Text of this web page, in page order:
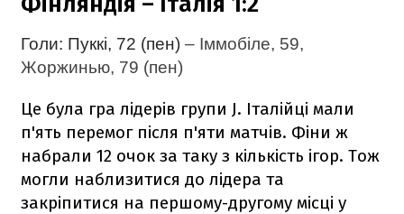
Голи: Пуккі, 72 (пен) – Іммобіле, 59,
Жоржинью, 79 (пен)
Це була гра лідерів групи J. Італійці мали
п'ять перемог після п'яти матчів. Фіни ж
набрали 12 очок за таку з кількість ігор. Тож
могли наблизитися до лідера та
закріпитися на першому-другому місці у